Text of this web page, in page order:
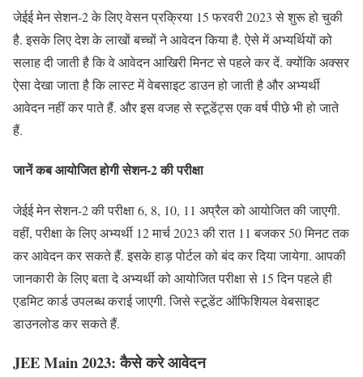
जेईई मेन सेशन-2 के लिए वेसन प्रक्रिया 15 फरवरी 2023 से शुरू हो चुकी
है. इसके लिए देश के लाखों बच्चों ने आवेदन किया है. ऐसे में अभ्यर्थियों को
सलाह दी जाती है कि वे आवेदन आखिरी मिनट से पहले कर दें. क्योंकि अक्सर
ऐसा देखा जाता है कि लास्ट में वेबसाइट डाउन हो जाती है और अभ्यर्थी
आवेदन नहीं कर पाते हैं. और इस वजह से स्टूडेंट्स एक वर्ष पीछे भी हो जाते
हैं.
जानें कब आयोजित होगी सेशन-2 की परीक्षा
जेईई मेन सेशन-2 की परीक्षा 6, 8, 10, 11 अप्रैल को आयोजित की जाएगी.
वहीं, परीक्षा के लिए अभ्यर्थी 12 मार्च 2023 की रात 11 बजकर 50 मिनट तक
कर आवेदन कर सकते हैं. इसके हाड़ पोर्टल को बंद कर दिया जायेगा. आपकी
जानकारी के लिए बता दे अभ्यर्थी को आयोजित परीक्षा से 15 दिन पहले ही
एडमिट कार्ड उपलब्ध कराई जाएगी. जिसे स्टूडेंट ऑफिशियल वेबसाइट
डाउनलोड कर सकते हैं.
JEE Main 2023: कैसे करे आवेदन